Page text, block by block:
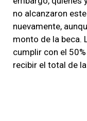
no alcanzaron
nuevamente,
monto de la beca.
cumplir con el
recibir el total de